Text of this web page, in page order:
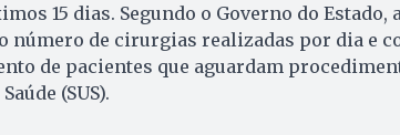
15 dias. Segundo o Governo do
número de cirurgias realizadas por dia e
de pacientes que aguardam
(SUS).